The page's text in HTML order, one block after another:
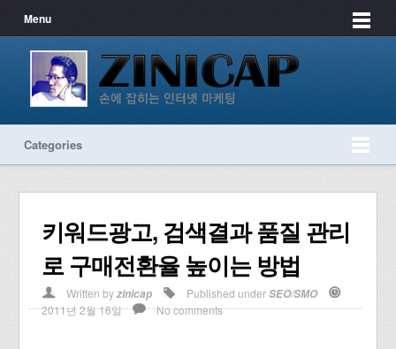
Menu
Categories
키워드광고, 검색결과 품질 관리
로 구매전환율 높이는 방법
Written byzinicap Published underSEO/SMO
2011년 2월 16일
No comments